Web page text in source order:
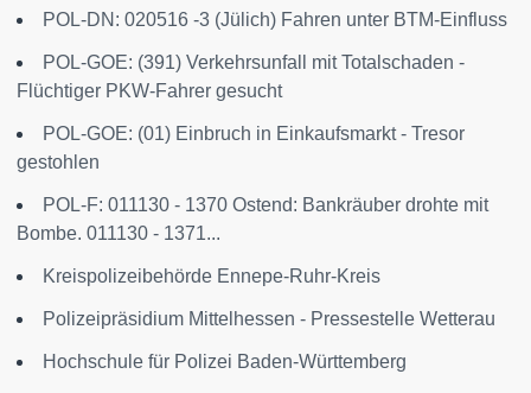
POL-DN: 020516 -3 (Jülich) Fahren unter BTM-Einfluss
POL-GOE: (391) Verkehrsunfall mit Totalschaden -
Flüchtiger PKW-Fahrer gesucht
POL-GOE: (01) Einbruch in Einkaufsmarkt - Tresor
gestohlen
POL-F: 011130 - 1370 Ostend: Bankräuber drohte mit
Bombe. 011130 - 1371...
Kreispolizeibehörde Ennepe-Ruhr-Kreis
Polizeipräsidium Mittelhessen - Pressestelle Wetterau
Hochschule für Polizei Baden-Württemberg